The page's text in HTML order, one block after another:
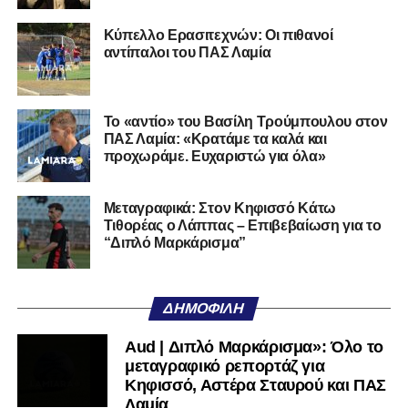
27/06/2002) προέρχεται επίσης από μία γεμάτη χρονιά
στη Γ’ Εθνική με τον ΠΑΣ Λαμία. Στο παρελθόν
αγωνίστηκε στον Λεβαδειακό, ενώ πέρασε και από ομάδες
της Serie D στην Ιταλία, όπως οι Nocerina, S. Maria
Cilento και Castrovillari, έχοντας ξεκινήσει την
ποδοσφαιρική του διαδρομή από τον Απόλλωνα Σμύρνης.
Τον καλωσορίζουμε στην οικογένεια του Σαρωνικού και
του ευχόμαστε υγεία και επιτυχίες.»
Ακολουθήστε τοlamiara.grστοGoogle Newsγια να
μαθαίνετε πρώτοι τα κυανόλευκα νέα στην Ελλάδα και τον
Twitterκαι στοInstagram
μαθαίνετε σε χρόνο dt όλα τα νέα.
Κύπελλο Ερασιτεχνών: Οι πιθανοί
αντίπαλοι του ΠΑΣ Λαμία
Το «αντίο» του Βασίλη Τρούμπουλου στον
ΠΑΣ Λαμία: «Κρατάμε τα καλά και
προχωράμε. Ευχαριστώ για όλα»
Μεταγραφικά: Στον Κηφισσό Κάτω
Τιθορέας ο Λάππας – Επιβεβαίωση για το
“Διπλό Μαρκάρισμα”
ΔΗΜΟΦΙΛΉ
Aud | Διπλό Μαρκάρισμα»: Όλο το
μεταγραφικό ρεπορτάζ για
Κηφισσό, Αστέρα Σταυρού και ΠΑΣ